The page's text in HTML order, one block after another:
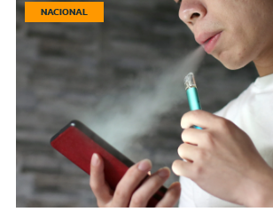
NACIONAL